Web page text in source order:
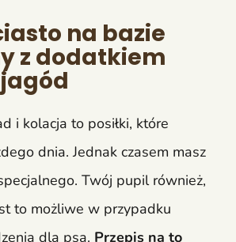
na bazie
z dodatkiem
i kolacja to posiłki, które
dnia. Jednak czasem masz
Twój pupil również,
to możliwe w przypadku
dla psa. Przepis na to